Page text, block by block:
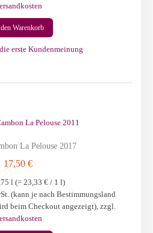
Warenkorb
erste Kundenmeinung
La Pelouse 2017
17,50 €
l (= 23,33 € / 1 l)
(kann je nach Bestimmungsland
beim Checkout angezeigt), zzgl.